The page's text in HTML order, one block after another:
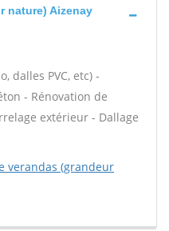
nature) Aizenay
dalles PVC, etc) -
- Rénovation de
extérieur - Dallage
verandas (grandeur